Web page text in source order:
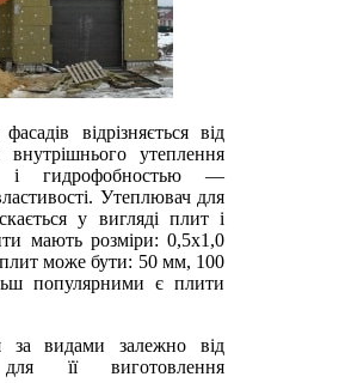
відрізняється від
внутрішнього утеплення
і гидрофобностью —
Утеплювач для
у вигляді плит і
мають розміри: 0,5х1,0
може бути: 50 мм, 100
популярними є плити
за видами залежно від
для її виготовлення